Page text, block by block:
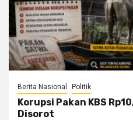
Berita Nasional Politik
Korupsi Pakan KBS
Disorot